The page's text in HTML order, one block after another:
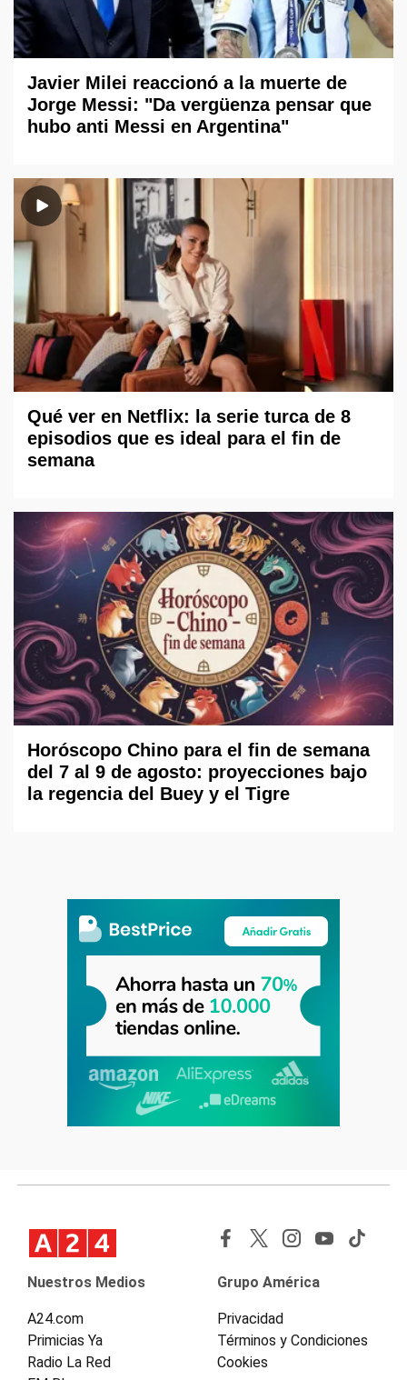
Javier Milei reaccionó a la muerte de
Jorge Messi: "Da vergüenza pensar que
hubo anti Messi en Argentina"
Qué ver en Netflix: la serie turca de 8
episodios que es ideal para el fin de
semana
Horóscopo Chino para el fin de semana
del 7 al 9 de agosto: proyecciones bajo
la regencia del Buey y el Tigre
Nuestros Medios
A24.com
Primicias Ya
Radio La Red
Grupo América
Privacidad
Términos y Condiciones
Cookies